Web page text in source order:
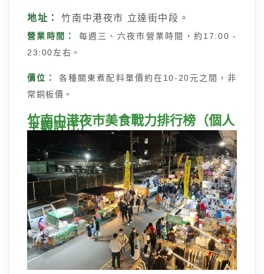
地址： 竹南中港夜市 立達街中段。
營業時間：
每週三、六夜市營業時間，約17:00 -
23:00左右。
價位：
各種關東煮配料單價約在10-20元之間，非
常銅板價。
竹南中港夜市美食戰力排行榜（個人
主觀評比）